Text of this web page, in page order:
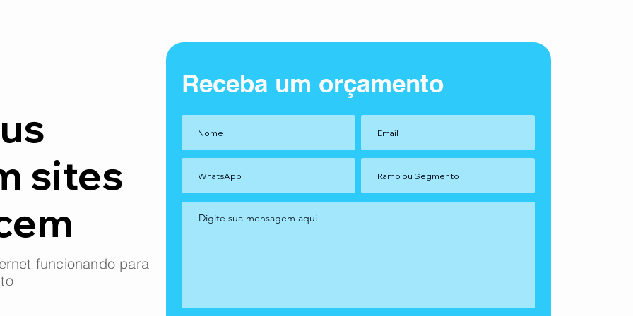
sites
funcionando para
Receba um orçamento